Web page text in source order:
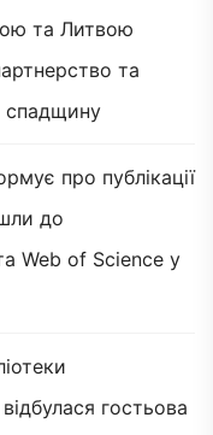
та Литвою
та
спадщину
про публікації
до
Web of Science у
гостьова